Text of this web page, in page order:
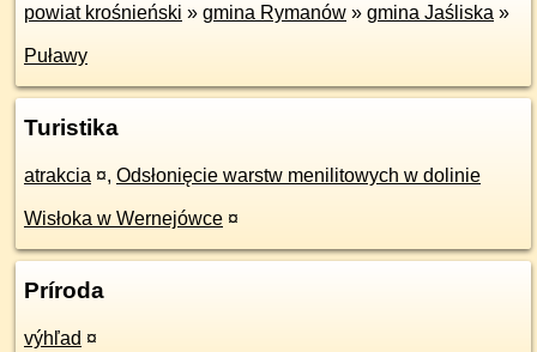
powiat krośnieński » gmina Rymanów » gmina Jaśliska »
Puławy
Turistika
atrakcia ¤, Odsłonięcie warstw menilitowych w dolinie
Wisłoka w Wernejówce ¤
Príroda
výhľad ¤